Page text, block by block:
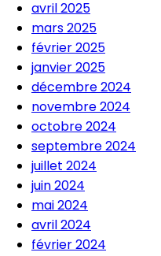
avril 2025
mars 2025
février 2025
janvier 2025
décembre 2024
novembre 2024
octobre 2024
septembre 2024
juillet 2024
juin 2024
mai 2024
avril 2024
février 2024